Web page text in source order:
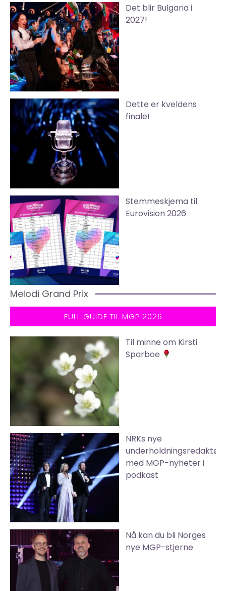
Det blir Bulgaria i
2027!
Dette er kveldens
finale!
Stemmeskjema til
Eurovision 2026
Melodi Grand Prix
FULL GUIDE TIL MGP 2026
Til minne om Kirsti
Sparboe
NRKs nye
underholdningsredaktør
med MGP-nyheter i
podkast
Nå kan du bli Norges
nye MGP-stjerne